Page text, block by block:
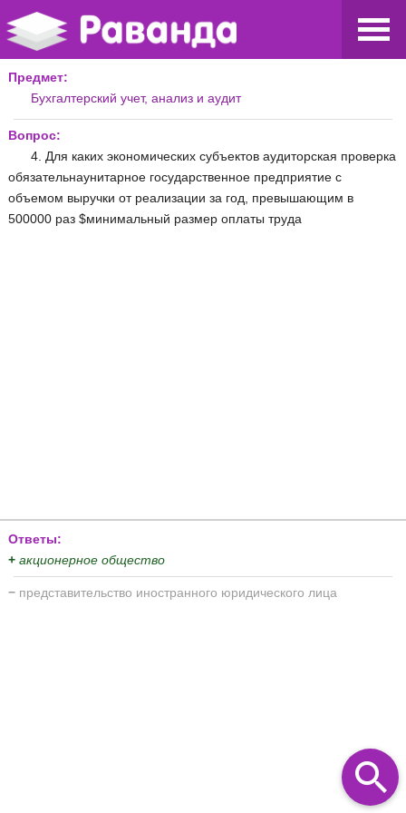
Предмет:
Бухгалтерский учет, анализ и аудит
Вопрос:
4. Для каких экономических субъектов аудиторская проверка
обязательнаунитарное государственное предприятие с
объемом выручки от реализации за год, превышающим в
500000 раз $минимальный размер оплаты труда
Ответы:
+ акционерное общество
− представительство иностранного юридического лица